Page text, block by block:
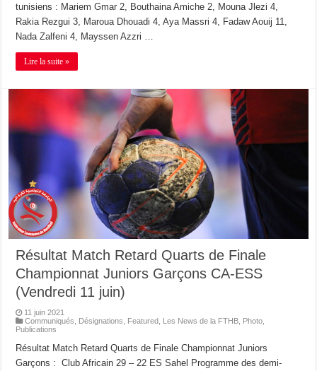
tunisiens : Mariem Gmar 2, Bouthaina Amiche 2, Mouna Jlezi 4,
Rakia Rezgui 3, Maroua Dhouadi 4, Aya Massri 4, Fadaw Aouij 11,
Nada Zalfeni 4, Mayssen Azzri …
Lire la suite »
Résultat Match Retard Quarts de Finale
Championnat Juniors Garçons CA-ESS
(Vendredi 11 juin)
11 juin 2021
Communiqués
Désignations Featured Les News de la FTHB Photo
Publications
Résultat Match Retard Quarts de Finale Championnat Juniors
Garçons : Club Africain 29 – 22 ES Sahel Programme des demi-